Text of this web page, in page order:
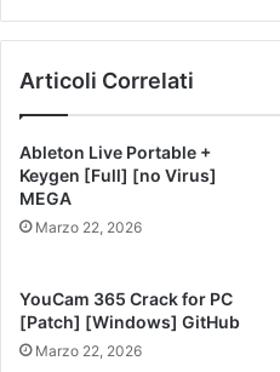
Articoli Correlati
Ableton Live Portable +
Keygen [Full] [no Virus]
MEGA
Marzo 22, 2026
YouCam 365 Crack for PC
[Patch] [Windows] GitHub
Marzo 22, 2026